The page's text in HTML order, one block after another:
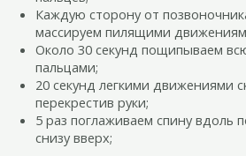
Каждую сторону от
массируем пилящими
Около 30 секунд пощипываем
пальцами;
20 секунд легкими движениями
перекрестив руки;
5 раз поглаживаем спину вдоль
снизу вверх;